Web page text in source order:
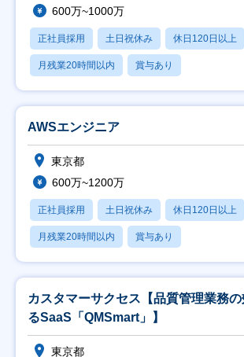
600万~1000万
正社員採用 土日祝休み 休日120日以上
月残業20時間以内 賞与あり
AWSエンジニア
東京都
600万~1200万
正社員採用 土日祝休み 休日120日以上
月残業20時間以内 賞与あり
カスタマーサクセス【品質管理業務の
るSaaS「QMSmart」】
東京都